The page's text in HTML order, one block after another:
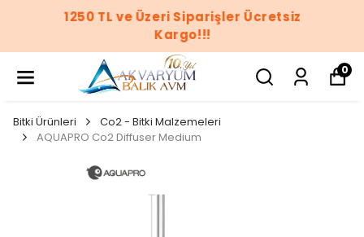
1250 TL ve Üzeri Siparişler Ücretsiz
Kargo!!!
0
Bitki Ürünleri
Co2 - Bitki Malzemeleri
AQUAPRO Co2 Diffuser Medium